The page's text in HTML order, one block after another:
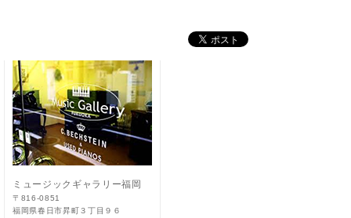
ミュージックギャラリー福岡
〒816-0851
福岡県春日市昇町３丁目９６